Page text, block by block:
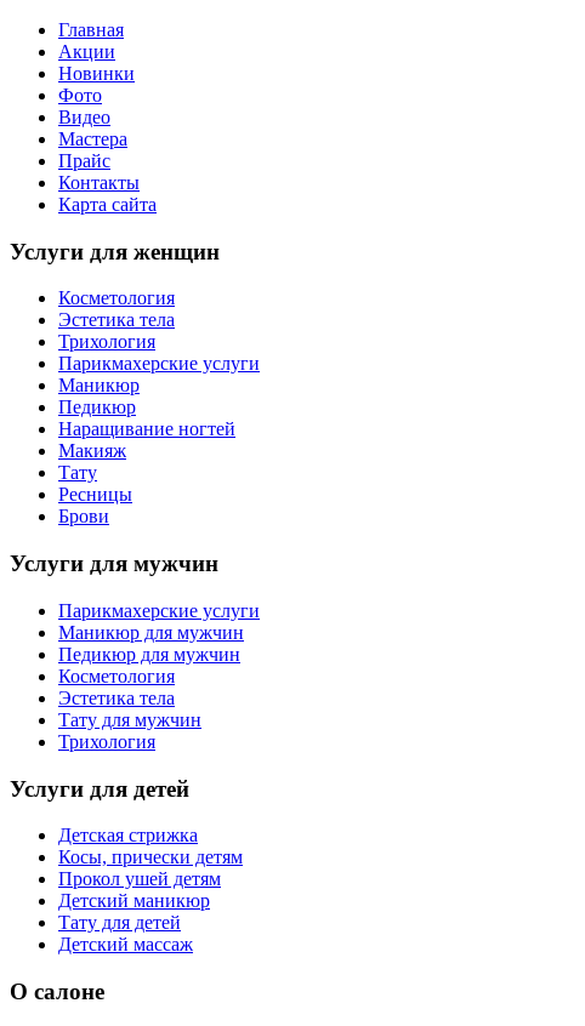
Главная
Акции
Новинки
Фото
Видео
Мастера
Прайс
Контакты
Карта сайта
Услуги для женщин
Косметология
Эстетика тела
Трихология
Парикмахерские услуги
Маникюр
Педикюр
Наращивание ногтей
Макияж
Тату
Ресницы
Брови
Услуги для мужчин
Парикмахерские услуги
Маникюр для мужчин
Педикюр для мужчин
Косметология
Эстетика тела
Тату для мужчин
Трихология
Услуги для детей
Детская стрижка
Косы, прически детям
Прокол ушей детям
Детский маникюр
Тату для детей
Детский массаж
О салоне